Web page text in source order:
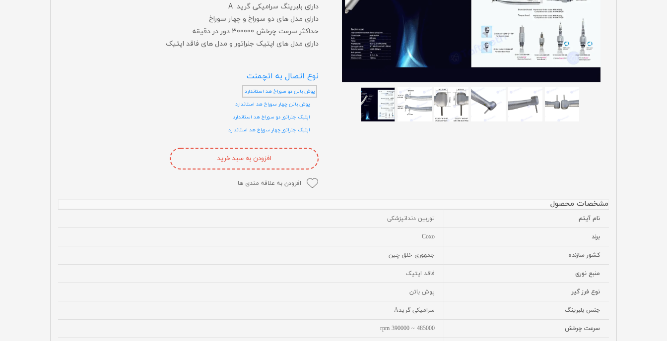
لوپ چشمی
میکروسکوپ
متفرقه
دارای بلبرینگ سرامیکی گرید A
دارای مدل های دو سوراخ و چهار سوراخ
حداکثر سرعت چرخش 300000 دور در دقیقه
دارای مدل های اپتیک جنراتور و مدل های فاقد اپتیک
نوع اتصال به اتچمنت
پوش باتن دو سوراخ هد استاندارد
پوش باتن چهار سوراخ هد استاندارد
اپتیک جنراتور دو سوراخ هد استاندارد
اپتیک جنراتور چهار سوراخ هد استاندارد
افزودن به سبد خرید
افزودن به علاقه مندی ها
مشخصات محصول
نام آیتم توربین دندانپزشکی
برند Coxo
کشور سازنده جمهوری خلق چین
منبع نوری فاقد اپتیک
نوع فرز گیر پوش باتن
جنس بلبرینگ سرامیکی گریدA
سرعت چرخش 485000 ~ 390000 rpm